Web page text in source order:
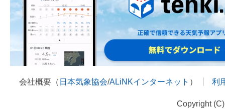
会社概要（ 日本気象協会/ALiNKインターネット ） 利
Copyright